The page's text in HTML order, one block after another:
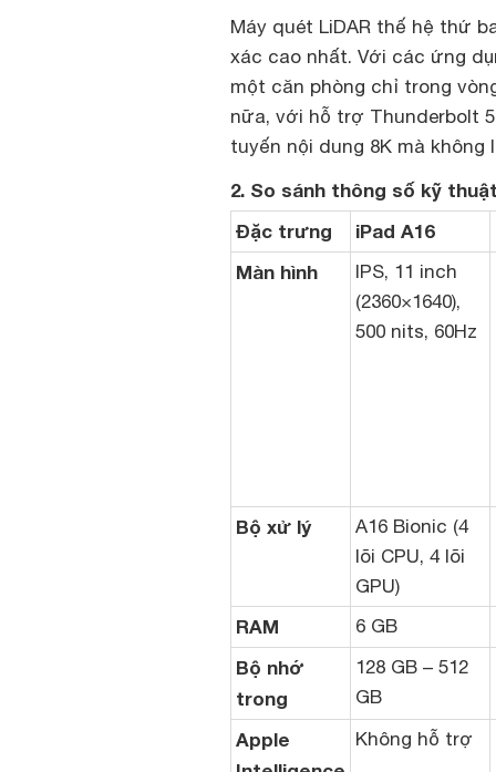
Máy quét LiDAR thế hệ thứ
xác cao nhất. Với các ứng
một căn phòng chỉ trong
nữa, với hỗ trợ Thunderbolt
tuyến nội dung 8K mà không
2. So sánh thông số kỹ
Đặc trưng
iPad A16
Màn hình
IPS, 11 inch
(2360×1640),
500 nits, 60Hz
Bộ xử lý
A16 Bionic (4
lõi CPU, 4 lõi
GPU)
RAM 6 GB
Bộ nhớ
trong
128 GB – 512
GB
Apple
Không hỗ trợ